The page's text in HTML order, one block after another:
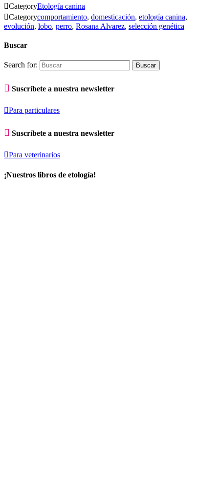
CategoryEtología canina
Categorycomportamiento, domesticación, etología canina,
evolución, lobo, perro, Rosana Alvarez, selección genética
Buscar
Search for:
 Suscríbete a nuestra newsletter
Para particulares
 Suscríbete a nuestra newsletter
Para veterinarios
¡Nuestros libros de etología!